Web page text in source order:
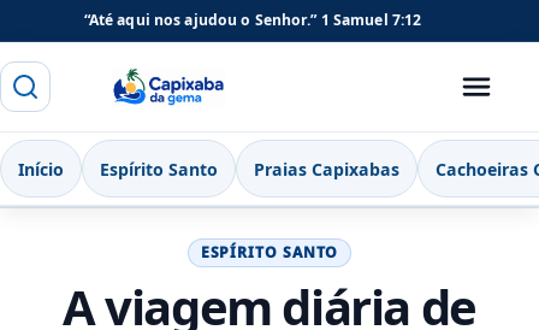
“Até aqui nos ajudou o Senhor.” 1 Samuel 7:12
Buscar
Menu
Início Espírito Santo Praias Capixabas Cachoeiras
ESPÍRITO SANTO
A viagem diária de